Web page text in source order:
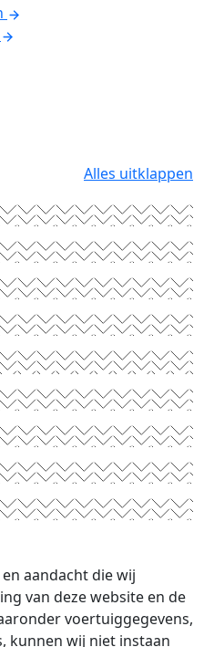
Alles uitklappen
aandacht die wij
van deze website en de
voertuiggegevens,
kunnen wij niet instaan